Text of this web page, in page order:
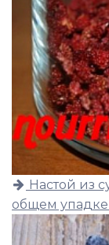
Настой из
общем упадке